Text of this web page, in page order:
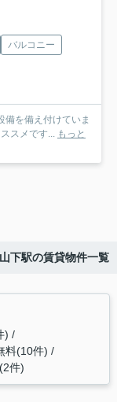
バルコニー
備を備え付けていま
スメです... もっと
山下駅の賃貸物件一覧
)
料(10件)
件)